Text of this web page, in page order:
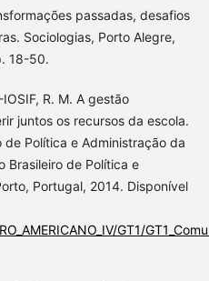
passadas, desafios
Sociologias, Porto Alegre,
18-50.
IOSIF, R. M. A gestão
juntos os recursos da escola.
Política e Administração da
Brasileiro de Política e
Portugal, 2014. Disponível
GT1/